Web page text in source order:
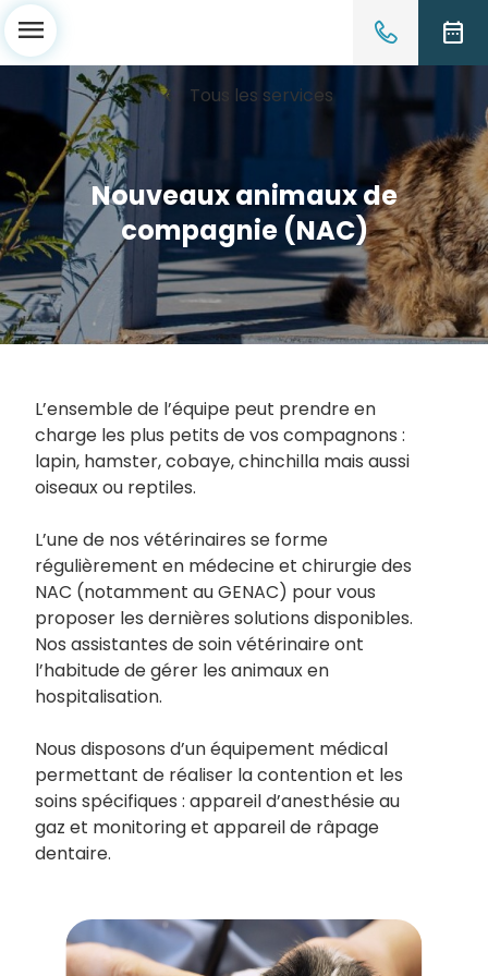
date_range
menu
chevron_left Tous les services
Nouveaux animaux de
compagnie (NAC)
L’ensemble de l’équipe peut prendre en
charge les plus petits de vos compagnons :
lapin, hamster, cobaye, chinchilla mais aussi
oiseaux ou reptiles.
L’une de nos vétérinaires se forme
régulièrement en médecine et chirurgie des
NAC (notamment au GENAC) pour vous
proposer les dernières solutions disponibles.
Nos assistantes de soin vétérinaire ont
l’habitude de gérer les animaux en
hospitalisation.
Nous disposons d’un équipement médical
permettant de réaliser la contention et les
soins spécifiques : appareil d’anesthésie au
gaz et monitoring et appareil de râpage
dentaire.